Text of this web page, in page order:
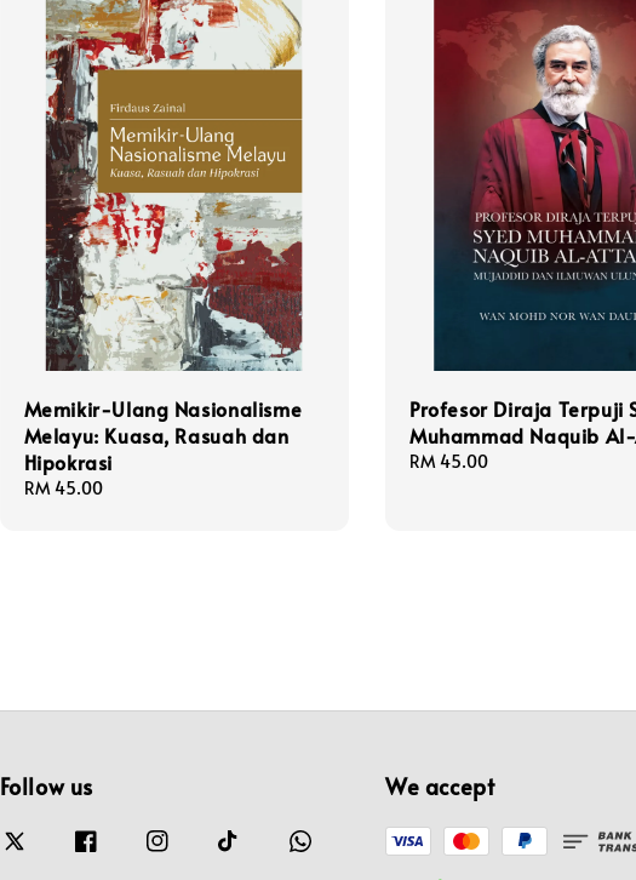
Memikir-Ulang Nasionalisme
Melayu: Kuasa, Rasuah dan
Hipokrasi
Regular
RM 45.00
Profesor Diraja Terpuji
Muhammad Naquib
Regular
RM 45.00
Follow us We accept